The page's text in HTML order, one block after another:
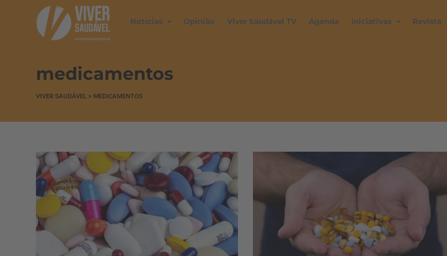
Notícias Opinião Viver Saudável TV Agenda Iniciativas Revista
medicamentos
VIVER SAUDÁVEL > MEDICAMENTOS